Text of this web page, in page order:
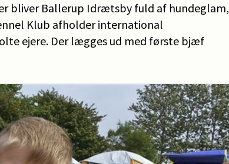
bliver Ballerup Idrætsby fuld af hundeglam,
Klub afholder international
ejere. Der lægges ud med første bjæf